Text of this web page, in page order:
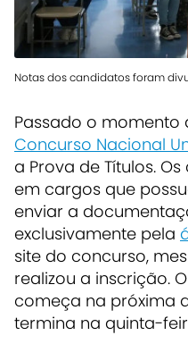
Notas dos candidatos foram
Passado o momento
Concurso Nacional
a Prova de Títulos.
em cargos que
enviar a
exclusivamente pela
site do concurso,
realizou a inscrição.
começa na próxima
termina na quinta-